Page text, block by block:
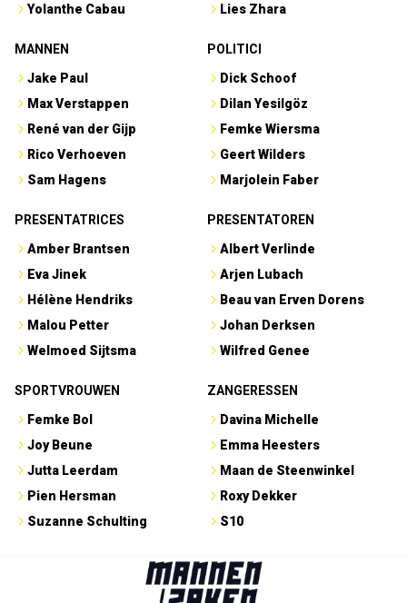
Yolanthe Cabau
Lies Zhara
MANNEN
Jake Paul
Max Verstappen
René van der Gijp
Rico Verhoeven
Sam Hagens
POLITICI
Dick Schoof
Dilan Yesilgöz
Femke Wiersma
Geert Wilders
Marjolein Faber
PRESENTATRICES
Amber Brantsen
Eva Jinek
Hélène Hendriks
Malou Petter
Welmoed Sijtsma
PRESENTATOREN
Albert Verlinde
Arjen Lubach
Beau van Erven Dorens
Johan Derksen
Wilfred Genee
SPORTVROUWEN
Femke Bol
Joy Beune
Jutta Leerdam
Pien Hersman
Suzanne Schulting
ZANGERESSEN
Davina Michelle
Emma Heesters
Maan de Steenwinkel
Roxy Dekker
S10